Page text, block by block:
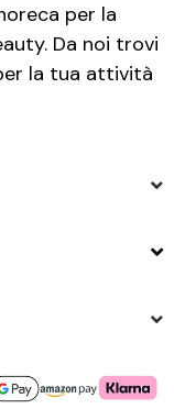
per la
Da noi trovi
la tua attività